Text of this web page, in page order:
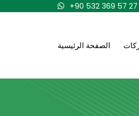
+90 532 369 57 27
الصفحة الرئيسية